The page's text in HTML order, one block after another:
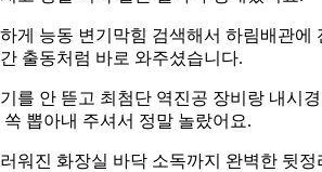
게 능동 변기막힘 검색해서 하림배관에
출동처럼 바로 와주셨습니다.
를 안 뜯고 최첨단 역진공 장비랑 내시
쏙 뽑아내 주셔서 정말 놀랐어요.
워진 화장실 바닥 소독까지 완벽한 뒷